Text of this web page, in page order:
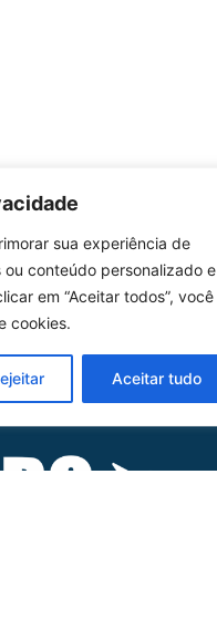
sua experiência de
conteúdo personalizado e
em “Aceitar todos”, você
cookies.
Aceitar tudo
02/ANAC